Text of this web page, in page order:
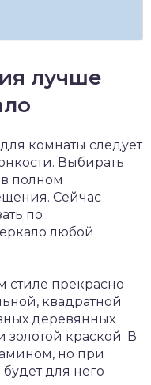
лучше
комнаты следует
Выбирать
в полном
Сейчас
по
любой
стиле прекрасно
квадратной
деревянных
золотой краской. В
но при
для него